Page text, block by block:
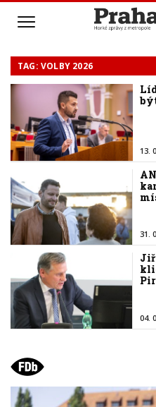
TAG: VOLBY 2026
13.
31.
04.